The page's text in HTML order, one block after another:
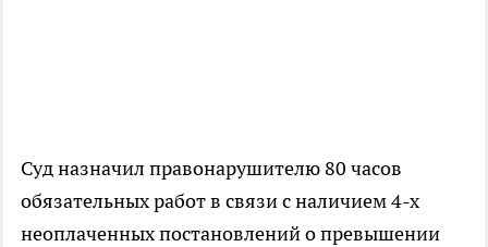
Суд назначил правонарушителю 80 часов
обязательных работ в связи с наличием 4-х
неоплаченных постановлений о превышении